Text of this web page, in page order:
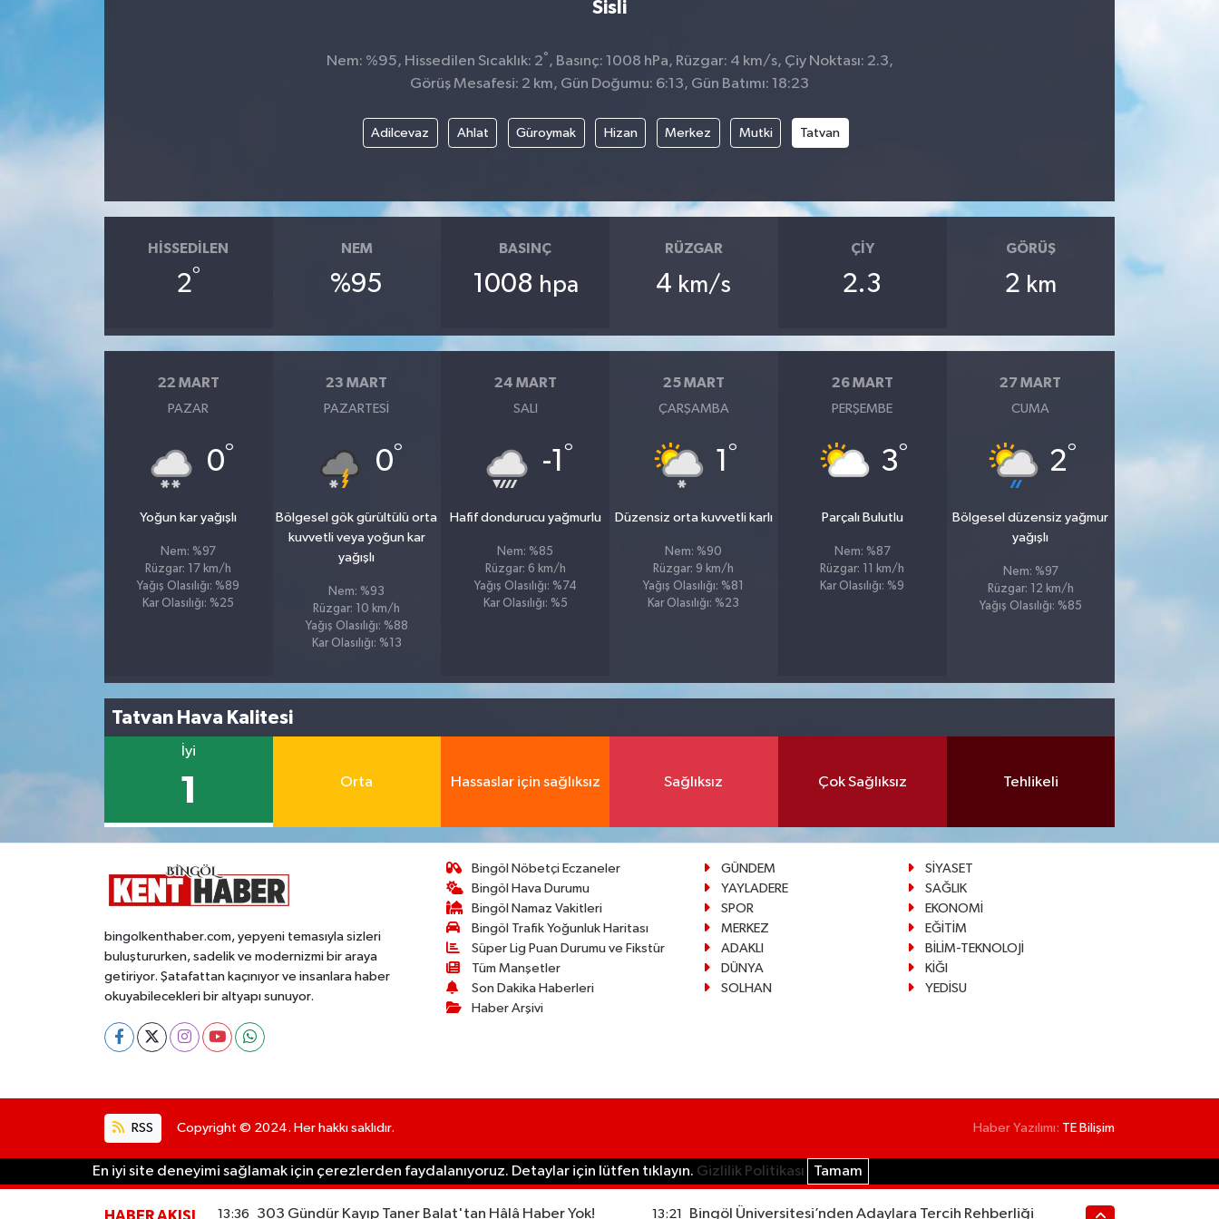
Sisli
Nem: %95, Hissedilen Sıcaklık: 2° , Basınç: 1008 hPa, Rüzgar: 4 km/s, Çiy Noktası: 2.3,
Görüş Mesafesi: 2 km, Gün Doğumu: 6:13, Gün Batımı: 18:23
Adilcevaz Ahlat Güroymak Hizan Merkez Mutki Tatvan
HISSEDILEN
2°
NEM
%95
BASINÇ
1008 hpa
RÜZGAR
4 km/s
ÇIY
2.3
GÖRÜŞ
2 km
22 MART
PAZAR
0°
Yoğun kar yağışlı
Nem: %97
Rüzgar: 17 km/h
Yağış Olasılığı: %89
Kar Olasılığı: %25
23 MART
PAZARTESI
0°
Bölgesel gök gürültülü orta
kuvvetli veya yoğun kar
yağışlı
Nem: %93
Rüzgar: 10 km/h
Yağış Olasılığı: %88
Kar Olasılığı: %13
24 MART
SALI
-1 °
Hafif dondurucu yağmurlu
Nem: %85
Rüzgar: 6 km/h
Yağış Olasılığı: %74
Kar Olasılığı: %5
25 MART
ÇARŞAMBA
1 °
Düzensiz orta kuvvetli karlı
Nem: %90
Rüzgar: 9 km/h
Yağış Olasılığı: %81
Kar Olasılığı: %23
26 MART
PERŞEMBE
3°
Parçalı Bulutlu
Nem: %87
Rüzgar: 11 km/h
Kar Olasılığı: %9
27 MART
CUMA
2°
Bölgesel düzensiz yağmur
yağışlı
Nem: %97
Rüzgar: 12 km/h
Yağış Olasılığı: %85
Tatvan Hava Kalitesi
İyi
1 Orta Hassaslar için sağlıksız Sağlıksız Çok Sağlıksız Tehlikeli
bingolkenthaber.com, yepyeni temasıyla sizleri
buluştururken, sadelik ve modernizmi bir araya
getiriyor. Şatafattan kaçınıyor ve insanlara haber
okuyabilecekleri bir altyapı sunuyor.
Bingöl Nöbetçi Eczaneler
Bingöl Hava Durumu
Bingöl Namaz Vakitleri
Bingöl Trafik Yoğunluk Haritası
Süper Lig Puan Durumu ve Fikstür
Tüm Manşetler
Son Dakika Haberleri
Haber Arşivi
GÜNDEM
SİYASET
YAYLADERE
SAĞLIK
SPOR
EKONOMİ
MERKEZ
EĞİTİM
ADAKLI
BİLİM-TEKNOLOJİ
DÜNYA
KİĞI
SOLHAN
YEDİSU
RSS Copyright © 2024. Her hakkı saklıdır. Haber Yazılımı: TE Bilişim
En iyi site deneyimi sağlamak için çerezlerden faydalanıyoruz. Detaylar için lütfen tıklayın. Gizlilik Politikası Tamam
HABER AKIŞI 13:36 303 Gündür Kayıp Taner Balat'tan Hâlâ Haber Yok! 13:21 Bingöl Üniversitesi’nden Adaylara Tercih Rehberliği
RESMİ İLANLAR
SİYASET
YAYLADERE